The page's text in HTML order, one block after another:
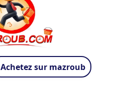
Achetez sur mazroub